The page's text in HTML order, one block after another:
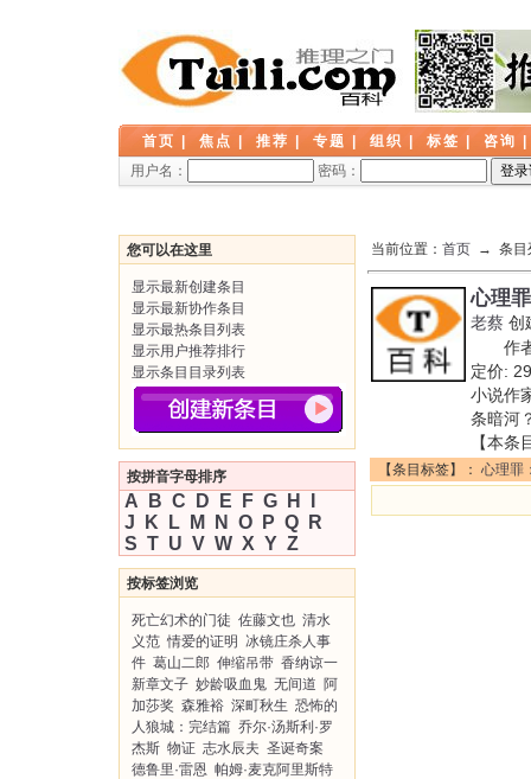
首页 焦点 推荐 专题 组织 标签 咨询
用户名：
密码：
您可以在这里
显示最新创建条目
显示最新协作条目
显示最热条目列表
显示用户推荐排行
显示条目目录列表
按拼音字母排序
A B C D E F G H
J
K L M N O P Q
R
S T U V W X Y Z
按标签浏览
死亡幻术的门徒 佐藤文也 清水
义范 情爱的证明 冰镜庄杀人事
件 葛山二郎 伸缩吊带 香纳谅一
新章文子 妙龄吸血鬼 无间道 阿
加莎奖 森雅裕 深町秋生 恐怖的
人狼城：完结篇 乔尔·汤斯利·罗
杰斯 物证 志水辰夫 圣诞奇案
德鲁里·雷恩 帕姆·麦克阿里斯特
当前位置： 首页 → 条目
心理
老蔡 创
作者
定价:
小说作
条暗
【本条
【条目标签】： 心理罪